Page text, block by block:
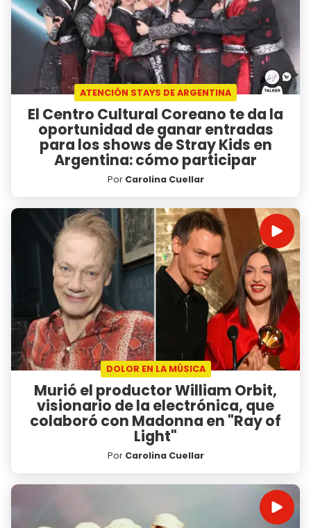
ATENCIÓN STAYS DE ARGENTINA
El Centro Cultural Coreano te da la
oportunidad de ganar entradas
para los shows de Stray Kids en
Argentina: cómo participar
Por Carolina Cuellar
DOLOR EN LA MÚSICA
Murió el productor William Orbit,
visionario de la electrónica, que
colaboró con Madonna en "Ray of
Light"
Por Carolina Cuellar